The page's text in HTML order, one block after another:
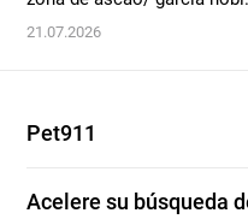
21.07.2026
Pet911
Acelere su búsqueda